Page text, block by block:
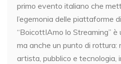
primo evento italiano che
l’egemonia delle piattaforme
“BoicottIAmo lo Streaming” è
ma anche un punto di rottura:
artista, pubblico e tecnologia,